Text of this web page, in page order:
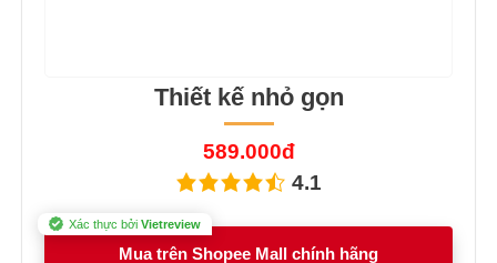
Thiết kế nhỏ gọn
589.000đ
4.1
Xác thực bởi Vietreview
Mua trên Shopee Mall chính hãng